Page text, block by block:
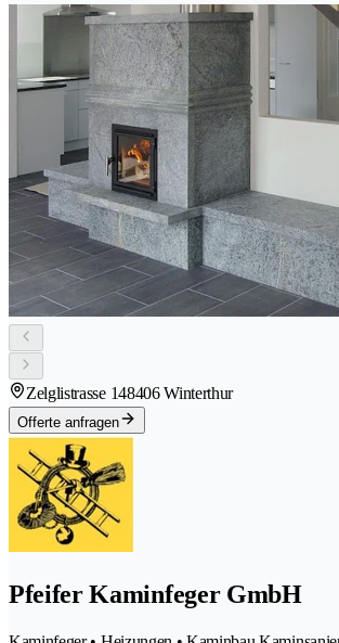
Zelglistrasse 148406 Winterthur
Offerte anfragen
Pfeifer Kaminfeger GmbH